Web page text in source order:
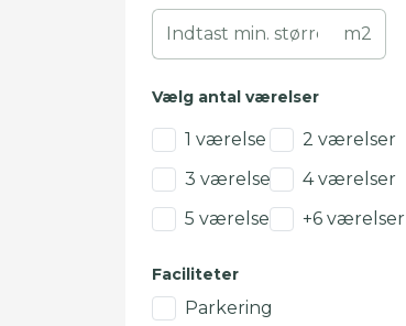
m2
Vælg antal værelser
1 værelse
2 værelser
3 værelser
4 værelser
5 værelser
+6 værelser
Faciliteter
Parkering